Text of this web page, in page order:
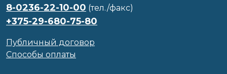
8-0236-22-10-00 (тел./факс)
+375-29-680-75-80
Публичный договор
Способы оплаты